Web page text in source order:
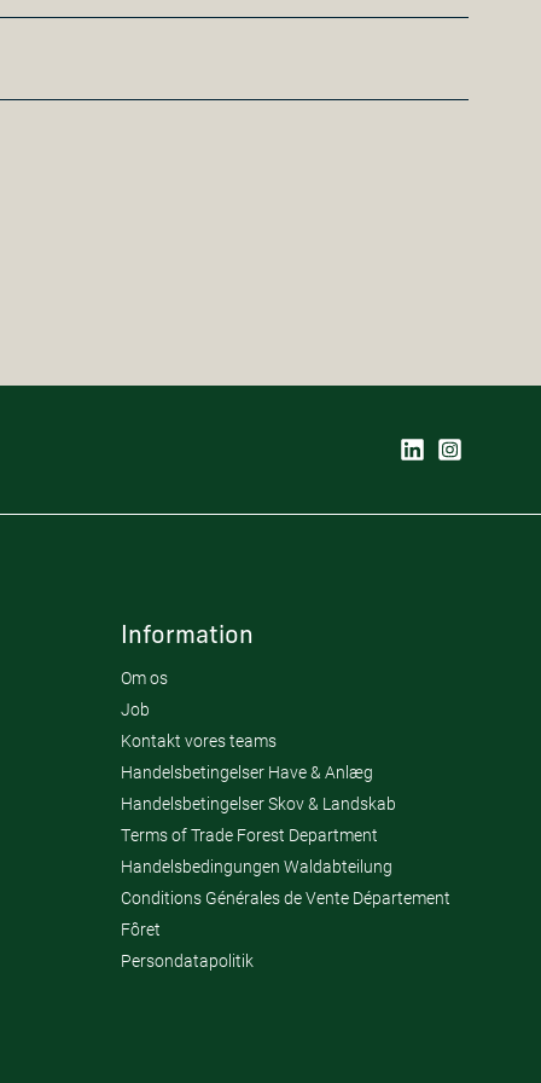
Information
Om os
Job
Kontakt vores teams
Handelsbetingelser Have & Anlæg
Handelsbetingelser Skov & Landskab
Terms of Trade Forest Department
Handelsbedingungen Waldabteilung
Conditions Générales de Vente Département
Fôret
Persondatapolitik